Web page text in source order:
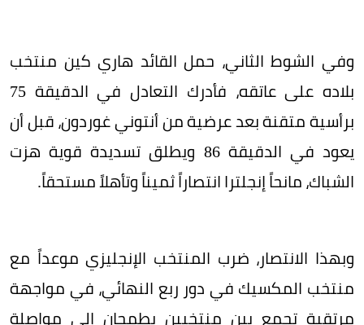
وفي الشوط الثاني، حمل القائد هاري كين منتخب
بلاده على عاتقه، فأدرك التعادل في الدقيقة 75
برأسية متقنة بعد عرضية من أنتوني غوردون، قبل أن
يعود في الدقيقة 86 ويطلق تسديدة قوية هزت
الشباك، مانحاً إنجلترا انتصاراً ثميناً وتأهلاً مستحقاً.
وبهذا الانتصار، ضرب المنتخب الإنجليزي موعداً مع
منتخب المكسيك في دور ربع النهائي، في مواجهة
مرتقبة تجمع بين منتخبين يطمحان إلى مواصلة